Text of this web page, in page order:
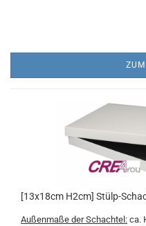
[13x18cm H2cm] Stülp-
Außenmaße der Schachtel: ca.